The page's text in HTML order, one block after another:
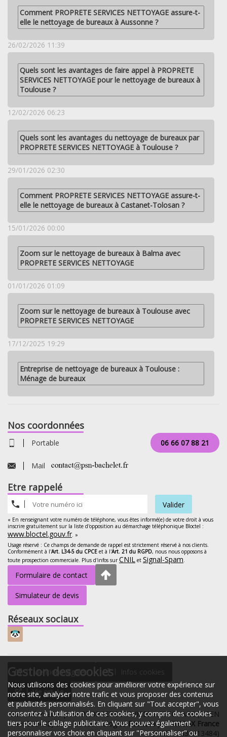
Gestion des cookies
Nous utilisons des cookies pour améliorer votre expérience sur
notre site, analyser notre trafic et vous proposer des contenus
et publicités personnalisés. En cliquant sur "Tout accepter", vous
consentez à l'utilisation de ces cookies, y compris des cookies
tiers pour le ciblage publicitaire. Vous pouvez également
personnaliser vos choix en cliquant sur "Personnaliser" ou
Comment PROPRETE SERVICES NETTOYAGE assure-t-
elle le nettoyage de bureaux à Aussonne ?
26/02/2026 11:39
Quels sont les avantages de faire appel à PROPRETE
SERVICES NETTOYAGE pour le nettoyage de bureaux à
Toulouse ?
12/02/2026 06:23
Quels sont les avantages du nettoyage de bureaux par
PROPRETE SERVICES NETTOYAGE à Toulouse ?
29/01/2026 02:30
Comment PROPRETE SERVICES NETTOYAGE assure-t-
elle le nettoyage de bureaux à Castanet-Tolosan ?
15/01/2026 00:00
Zoom sur le nettoyage de bureaux à Balma avec
PROPRETE SERVICES NETTOYAGE
01/01/2026 01:09
Zoom sur le nettoyage de bureaux à Toulouse avec
PROPRETE SERVICES NETTOYAGE
17/12/2025 19:29
Entreprise de nettoyage de bureaux à Toulouse :
Ménage de bureaux
Nos coordonnées
Portable 06 66 07 88 21
Mail
Etre rappelé
Valider
« En renseignant votre numéro de téléphone, vous êtes informé(e) de votre droit à vous
inscrire gratuitement sur la liste d'opposition au démarchage téléphonique Bloctel :
www.bloctel.gouv.fr. »
Usage réservé : Ce champs de demande de rappel est strictement réservé à nos clients.
Conformément à l'Art. L34-5 du CPCE et à l'Art. 21 du RGPD, nous nous opposons à
toute prospection commerciale. Plus d'infos surCNIL et Signal-Spam.
Formulaire de contact
Simulateur de devis
Réseaux sociaux
Mentions légales Infos cookies
Vie privée
Site web réalisé pour PROPRETE SERVICES NETTOYAGE (SIREN
: 493869432) avec les technologiesEconetoparSWOAX France
(SIREN : 831613484)